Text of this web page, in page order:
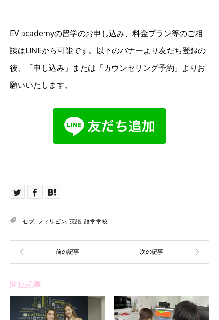
EV academyの留学のお申し込み、料金プラン等のご相
談はLINEから可能です。以下のバナーより友だち登録の
後、「申し込み」または「カウンセリング予約」よりお
願いいたします。
セブ, フィリピン, 英語, 語学学校
関連記事